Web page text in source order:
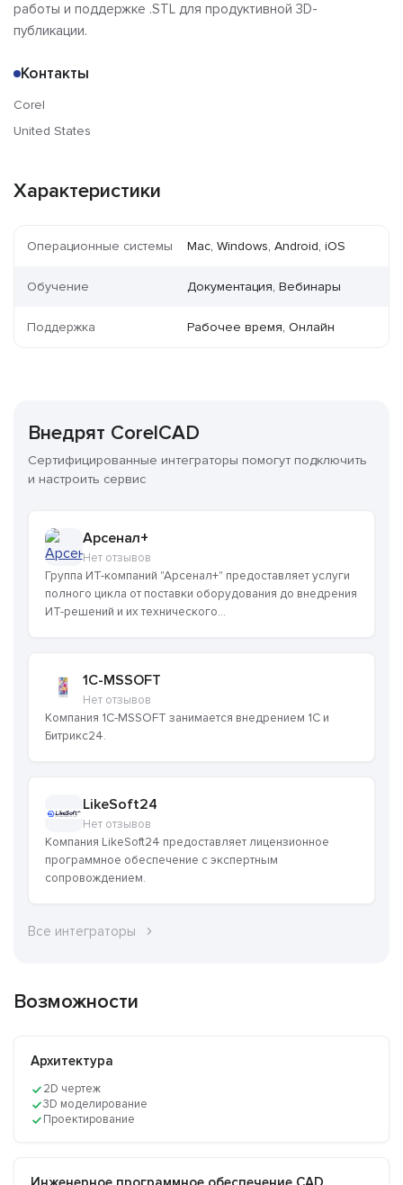
работы и поддержке .STL для продуктивной 3D-
публикации.
Контакты
Corel
United States
Характеристики
Операционные системы Mac, Windows, Android, iOS
Обучение Документация, Вебинары
Поддержка Рабочее время, Онлайн
Внедрят CorelCAD
Сертифицированные интеграторы помогут подключить
и настроить сервис
Арсенал+
Нет отзывов
Группа ИТ-компаний "Арсенал+" предоставляет услуги
полного цикла от поставки оборудования до внедрения
ИТ-решений и их технического...
1C-MSSOFT
Нет отзывов
Компания 1C-MSSOFT занимается внедрением 1С и
Битрикс24.
LikeSoft24
Нет отзывов
Компания LikeSoft24 предоставляет лицензионное
программное обеспечение с экспертным
сопровождением.
Все интеграторы
Возможности
Архитектура
2D чертеж
3D моделирование
Проектирование